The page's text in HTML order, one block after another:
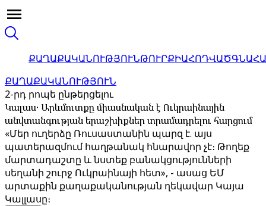
ՔԱՂԱՔԱԿԱՆՈՒԹՅՈՒՆԹՈՒՐՔԻԱՀՈԴՎԱԾ
ՔԱՂԱՔԱԿԱՆՈՒԹՅՈՒՆ
2-րդ րոպե ընթերցելու
Կալաս․ Արևմուտքը միասնական է Ուկրաինային
անվտանգության երաշխիքներ տրամադրելու հարցում
«Մեր ուղերձը Ռուսաստանին պարզ է. այս
պատերազմում հաղթանակ հնարավոր չէ։ Թողեք
մարտադաշտը և նստեք բանակցությունների
սեղանի շուրջ Ուկրաինայի հետ», - ասաց ԵՄ
արտաքին քաղաքականության ղեկավար Կայա
Կալլասը։